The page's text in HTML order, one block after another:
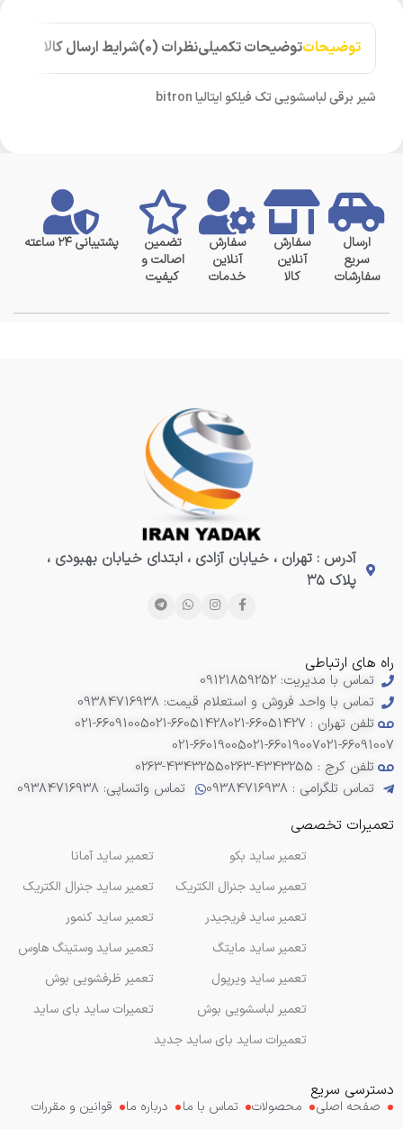
توضیحاتتوضیحات تکمیلینظرات (0) شرایط ارسال کالا
شیر برقی لباسشویی تک فیلکو ایتالیا bitron
ارسال
سریع
سفارشات
سفارش
آنلاین
کالا
سفارش
آنلاین
خدمات
تضمین
اصالت و
کیفیت
پشتیبانی ۲۴ ساعته
آدرس : تهران ، خیابان آزادی ، ابتدای خیابان بهبودی ،
پلاک ۳۵
راه های ارتباطی
تماس با مدیریت: 09121859252
تماس با واحد فروش و استعلام قیمت: 09384716938
تلفن تهران : 66051427-021
021-66051428
021-66091005
021-66091007
021-66019007
021-66019005
تلفن کرج : 4343255-0263
0263-4343255
تماس تلگرامی : 09384716938
تماس واتساپی: 09384716938
تعمیرات تخصصی
تعمیر ساید آمانا
تعمیر ساید جنرال الکتریک
تعمیر ساید کنمور
تعمیر ساید وستینگ هاوس
تعمیر ظرفشویی بوش
تعمیرات ساید بای ساید
تعمیر ساید بکو
تعمیر ساید جنرال الکتریک
تعمیر ساید فریجیدر
تعمیر ساید مایتگ
تعمیر ساید ویرپول
تعمیر لباسشویی بوش
تعمیرات ساید بای ساید جدید
دسترسی سریع
صفحه اصلی محصولات تماس با ما درباره ما قوانین و مقررات